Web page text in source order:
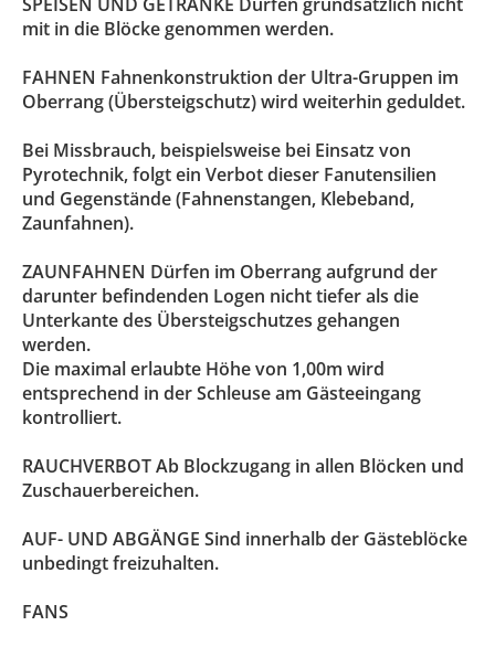
mit in die Blöcke genommen werden.
FAHNEN Fahnenkonstruktion der Ultra-Gruppen im
Oberrang (Übersteigschutz) wird weiterhin geduldet.
Bei Missbrauch, beispielsweise bei Einsatz von
Pyrotechnik, folgt ein Verbot dieser Fanutensilien
und Gegenstände (Fahnenstangen, Klebeband,
Zaunfahnen).
ZAUNFAHNEN Dürfen im Oberrang aufgrund der
darunter befindenden Logen nicht tiefer als die
Unterkante des Übersteigschutzes gehangen
werden.
Die maximal erlaubte Höhe von 1,00m wird
entsprechend in der Schleuse am Gästeeingang
kontrolliert.
RAUCHVERBOT Ab Blockzugang in allen Blöcken und
Zuschauerbereichen.
AUF- UND ABGÄNGE Sind innerhalb der Gästeblöcke
unbedingt freizuhalten.
FANS